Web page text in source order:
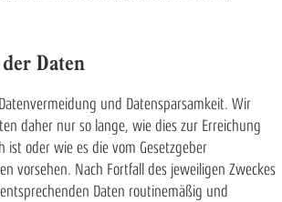
Daten
und Datensparsamkeit. Wir
daher nur so lange, wie dies zur Erreichung
oder wie es die vom Gesetzgeber
vorsehen. Nach Fortfall des jeweiligen Zweckes
Daten routinemäßig und